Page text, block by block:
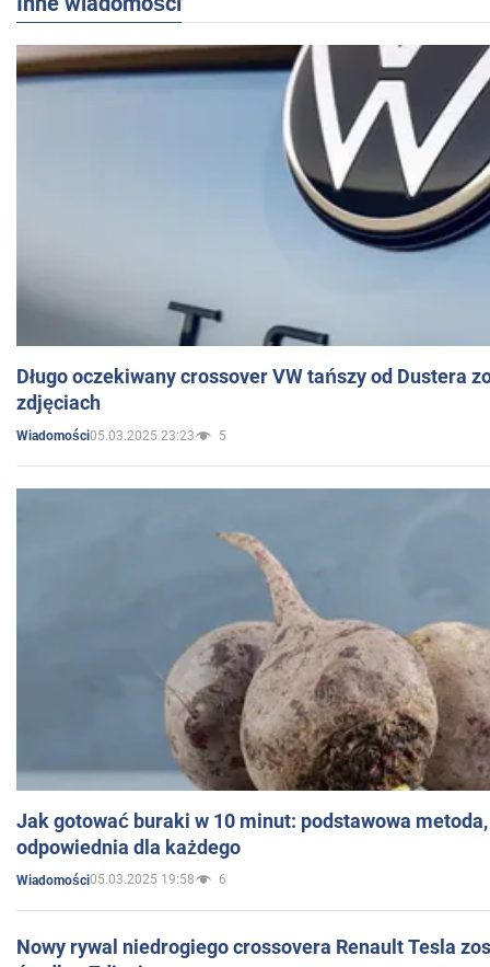
Długo oczekiwany crossover VW tańszy od Dustera
zdjęciach
Wiadomości05.03.2025 23:23 5
Jak gotować buraki w 10 minut: podstawowa
odpowiednia dla każdego
Wiadomości05.03.2025 19:58 6
Nowy rywal niedrogiego crossovera Renault Tesla